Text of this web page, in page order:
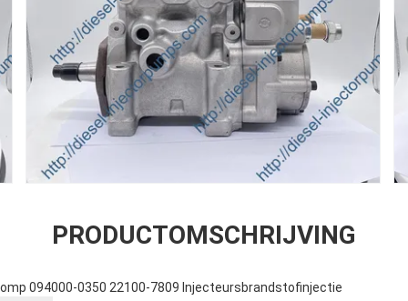
PRODUCTOMSCHRIJVING
094000-0350 22100-7809 Injecteursbrandstofinjectie